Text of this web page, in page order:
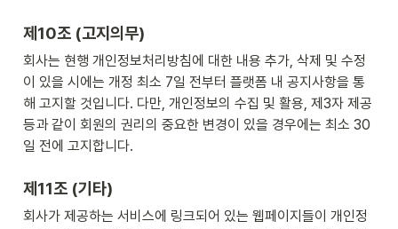
제10조 (고지의무)
회사는 현행 개인정보처리방침에 대한 내용 추가, 삭제 및 수정
이 있을 시에는 개정 최소 7일 전부터 플랫폼 내 공지사항을 통
해 고지할 것입니다. 다만, 개인정보의 수집 및 활용, 제3자 제공
등과 같이 회원의 권리의 중요한 변경이 있을 경우에는 최소 30
일 전에 고지합니다.
제11조 (기타)
회사가 제공하는 서비스에 링크되어 있는 웹페이지들이 개인정